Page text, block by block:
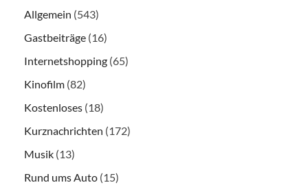
Allgemein (543)
Gastbeiträge (16)
Internetshopping (65)
Kinofilm (82)
Kostenloses (18)
Kurznachrichten (172)
Musik (13)
Rund ums Auto (15)